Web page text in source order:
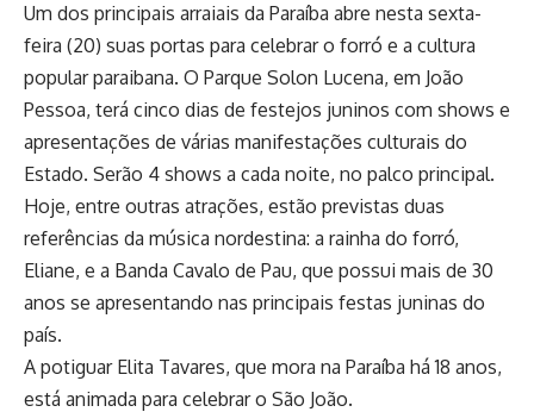
Um dos principais arraiais da Paraíba abre nesta sexta-
feira (20) suas portas para celebrar o forró e a cultura
popular paraibana. O Parque Solon Lucena, em João
Pessoa, terá cinco dias de festejos juninos com shows e
apresentações de várias manifestações culturais do
Estado. Serão 4 shows a cada noite, no palco principal.
Hoje, entre outras atrações, estão previstas duas
referências da música nordestina: a rainha do forró,
Eliane, e a Banda Cavalo de Pau, que possui mais de 30
anos se apresentando nas principais festas juninas do
país.
A potiguar Elita Tavares, que mora na Paraíba há 18 anos,
está animada para celebrar o São João.